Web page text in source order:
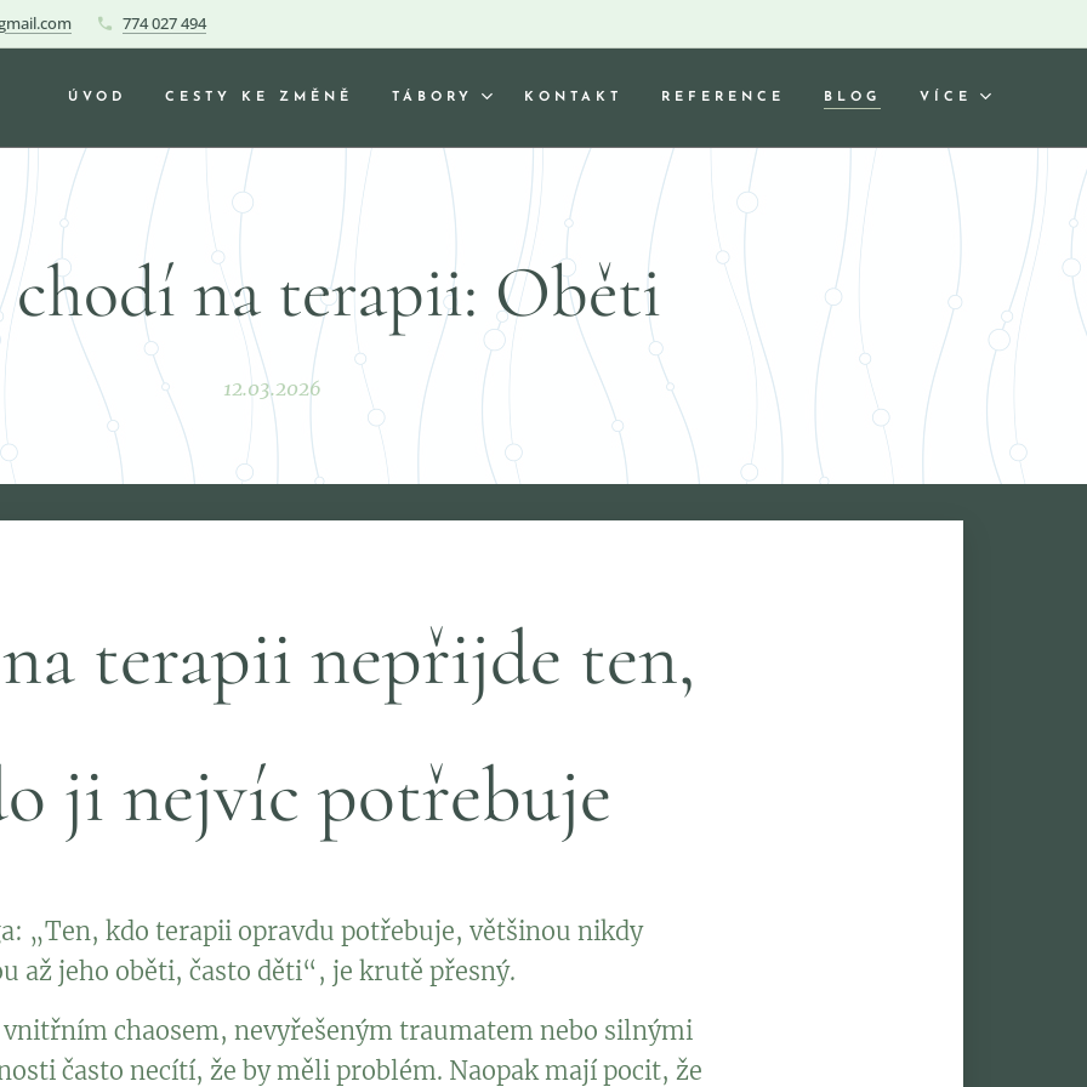
774 027 494
ÚVOD CESTY KE ZMĚNĚ TÁBORY KONTAKT REFERENCE BLOG VÍCE
na terapii: Oběti
12.03.2026
terapii nepřijde ten,
ji nejvíc potřebuje
„Ten, kdo terapii opravdu potřebuje, většinou nikdy
až jeho oběti, často děti“, je krutě přesný.
chaosem, nevyřešeným traumatem nebo silnými
často necítí, že by měli problém. Naopak mají pocit, že